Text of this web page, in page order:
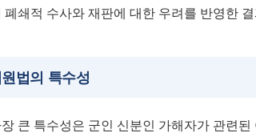
쇄적 수사와 재판에 대한 우려를 반영한
법의 특수성
큰 특수성은 군인 신분인 가해자가 관련된